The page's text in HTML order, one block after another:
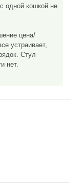
одной кошкой не
цена/
устраивает,
Стул
нет.